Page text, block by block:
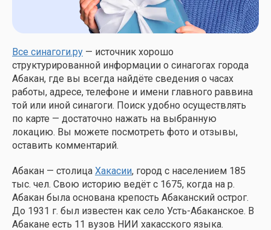
Все синагоги.ру — источник хорошо
структурированной информации о синагогах города
Абакан, где вы всегда найдёте сведения о часах
работы, адресе, телефоне и имени главного раввина
той или иной синагоги. Поиск удобно осуществлять
по карте — достаточно нажать на выбранную
локацию. Вы можете посмотреть фото и отзывы,
оставить комментарий.
Абакан — столица Хакасии, город с населением 185
тыс. чел. Свою историю ведёт с 1675, когда на р.
Абакан была основана крепость Абаканский острог.
До 1931 г. был известен как село Усть-Абаканское. В
Абакане есть 11 вузов НИИ хакасского языка.